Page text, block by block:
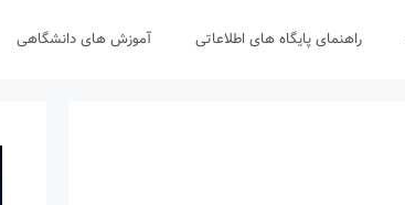
راهنمای پایگاه های اطلاعاتی آموزش های دانشگاهی